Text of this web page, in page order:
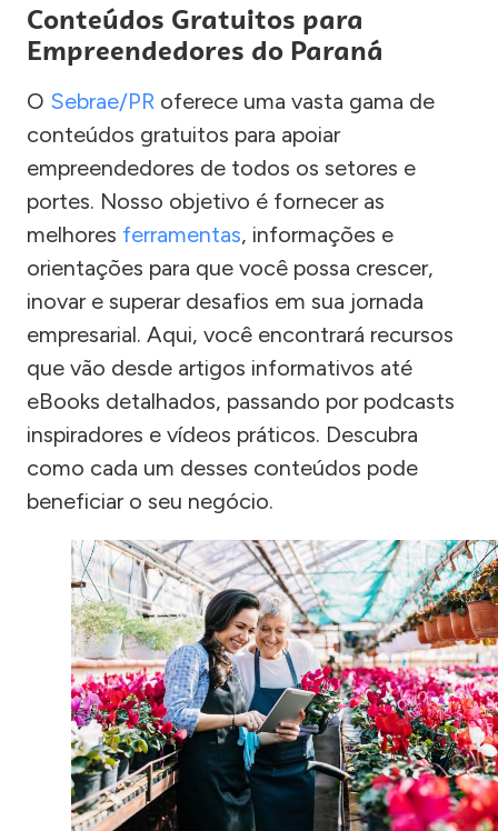
Conteúdos Gratuitos para
Empreendedores do Paraná
O Sebrae/PR oferece uma vasta gama de
conteúdos gratuitos para apoiar
empreendedores de todos os setores e
portes. Nosso objetivo é fornecer as
melhores ferramentas, informações e
orientações para que você possa crescer,
inovar e superar desafios em sua jornada
empresarial. Aqui, você encontrará recursos
que vão desde artigos informativos até
eBooks detalhados, passando por podcasts
inspiradores e vídeos práticos. Descubra
como cada um desses conteúdos pode
beneficiar o seu negócio.